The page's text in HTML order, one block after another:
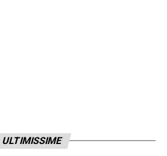
ULTIMISSIME